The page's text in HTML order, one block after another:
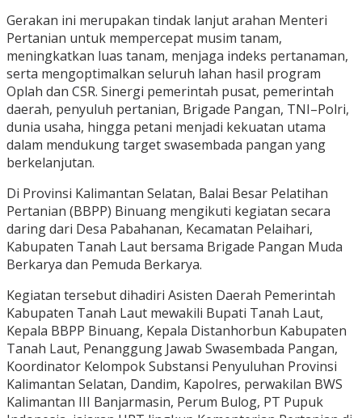
Gerakan ini merupakan tindak lanjut arahan Menteri
Pertanian untuk mempercepat musim tanam,
meningkatkan luas tanam, menjaga indeks pertanaman,
serta mengoptimalkan seluruh lahan hasil program
Oplah dan CSR. Sinergi pemerintah pusat, pemerintah
daerah, penyuluh pertanian, Brigade Pangan, TNI–Polri,
dunia usaha, hingga petani menjadi kekuatan utama
dalam mendukung target swasembada pangan yang
berkelanjutan.
Di Provinsi Kalimantan Selatan, Balai Besar Pelatihan
Pertanian (BBPP) Binuang mengikuti kegiatan secara
daring dari Desa Pabahanan, Kecamatan Pelaihari,
Kabupaten Tanah Laut bersama Brigade Pangan Muda
Berkarya dan Pemuda Berkarya.
Kegiatan tersebut dihadiri Asisten Daerah Pemerintah
Kabupaten Tanah Laut mewakili Bupati Tanah Laut,
Kepala BBPP Binuang, Kepala Distanhorbun Kabupaten
Tanah Laut, Penanggung Jawab Swasembada Pangan,
Koordinator Kelompok Substansi Penyuluhan Provinsi
Kalimantan Selatan, Dandim, Kapolres, perwakilan BWS
Kalimantan III Banjarmasin, Perum Bulog, PT Pupuk